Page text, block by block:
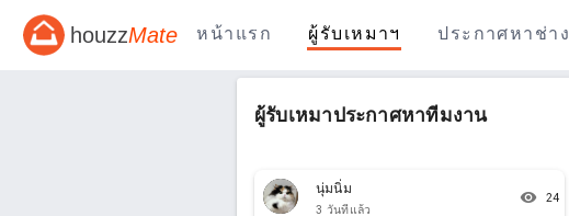
houzzMate หน้าแรก ผู้รับเหมาฯ ประกาศหาช่าง
ผู้รับเหมาประกาศหาทีมงาน
นุ่มนิ่ม
3 วันที่แล้ว
remove_red_eye 24